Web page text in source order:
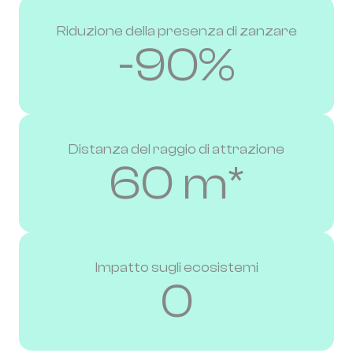
Riduzione della presenza di zanzare
-90%
Distanza del raggio di attrazione
60 m*
Impatto sugli ecosistemi
0